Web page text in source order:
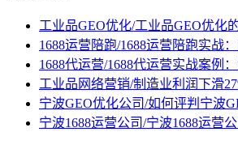
工业品GEO优化/工业品GEO优化
1688运营陪跑/1688运营陪跑实战
1688代运营/1688代运营实战案例
工业品网络营销/制造业利润下滑
宁波GEO优化公司/如何评判宁波
宁波1688运营公司/宁波1688运营